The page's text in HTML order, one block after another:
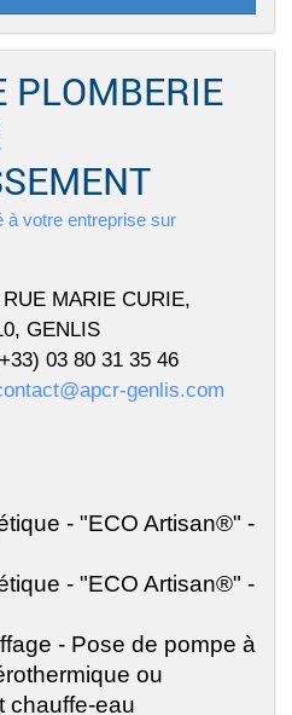
PLOMBERIE
à votre entreprise sur
MARIE CURIE,
GENLIS
03 80 31 35 46
genlis.com
- "ECO Artisan®" -
- "ECO Artisan®" -
- Pose de pompe à
ou
chauffe-eau